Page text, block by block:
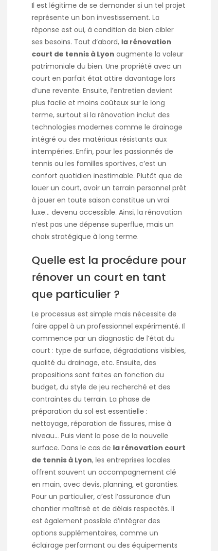
Il est légitime de se demander si un tel projet
représente un bon investissement. La
réponse est oui, à condition de bien cibler
ses besoins. Tout d’abord, la rénovation
court de tennis à Lyon augmente la valeur
patrimoniale du bien. Une propriété avec un
court en parfait état attire davantage lors
d’une revente. Ensuite, l’entretien devient
plus facile et moins coûteux sur le long
terme, surtout si la rénovation inclut des
technologies modernes comme le drainage
intégré ou des matériaux résistants aux
intempéries. Enfin, pour les passionnés de
tennis ou les familles sportives, c’est un
confort quotidien inestimable. Plutôt que de
louer un court, avoir un terrain personnel prêt
à jouer en toute saison constitue un vrai
luxe… devenu accessible. Ainsi, la rénovation
n’est pas une dépense superflue, mais un
choix stratégique à long terme.
Quelle est la procédure pour
rénover un court en tant
que particulier ?
Le processus est simple mais nécessite de
faire appel à un professionnel expérimenté. Il
commence par un diagnostic de l’état du
court : type de surface, dégradations visibles,
qualité du drainage, etc. Ensuite, des
propositions sont faites en fonction du
budget, du style de jeu recherché et des
contraintes du terrain. La phase de
préparation du sol est essentielle :
nettoyage, réparation de fissures, mise à
niveau… Puis vient la pose de la nouvelle
surface. Dans le cas de la rénovation court
de tennis à Lyon, les entreprises locales
offrent souvent un accompagnement clé
en main, avec devis, planning, et garanties.
Pour un particulier, c’est l’assurance d’un
chantier maîtrisé et de délais respectés. Il
est également possible d’intégrer des
options supplémentaires, comme un
éclairage performant ou des équipements